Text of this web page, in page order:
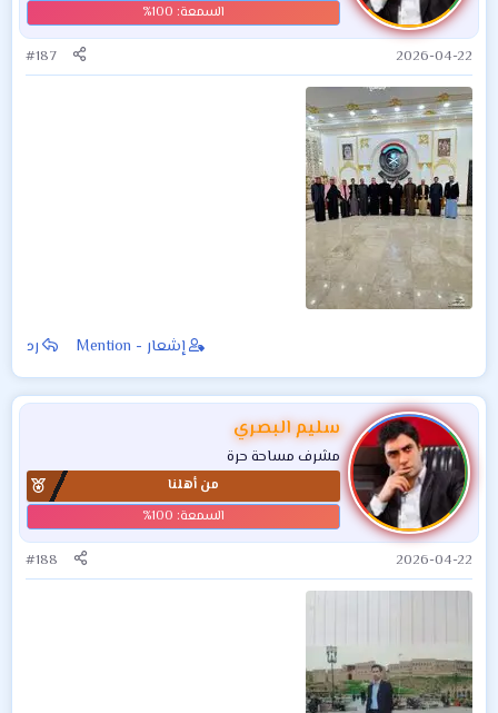
2026-04-22
#187
إشعار - Mention رد
سليم البصري
مشرف مساحة حرة
من أهلنا
2026-04-22
#188